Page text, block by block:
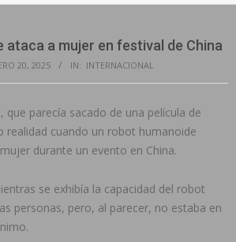
ataca a mujer en festival de China
20, 2025 IN: INTERNACIONAL
que parecía sacado de una película de
realidad cuando un robot humanoide
durante un evento en China.
se exhibía la capacidad del robot
personas, pero, al parecer, no estaba en